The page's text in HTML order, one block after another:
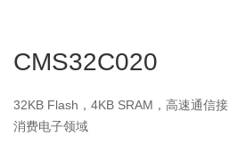
CMS32C020
32KB Flash，4KB SRAM，高速通信
消费电子领域